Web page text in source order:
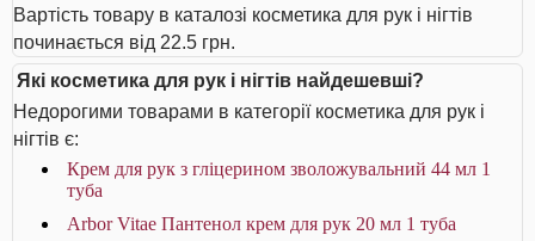
Вартість товару в каталозі косметика для рук і нігтів
починається від 22.5 грн.
Які косметика для рук і нігтів найдешевші?
Недорогими товарами в категорії косметика для рук і
нігтів є:
Крем для рук з гліцерином зволожувальний 44 мл 1
туба
Arbor Vitae Пантенол крем для рук 20 мл 1 туба